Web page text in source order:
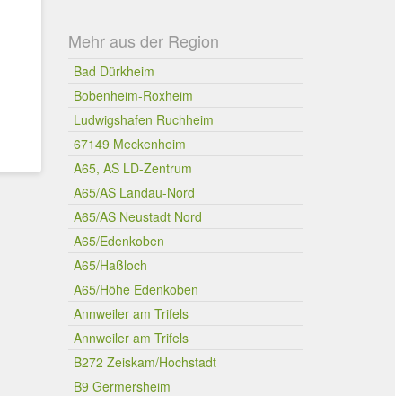
Mehr aus der Region
Bad Dürkheim
Bobenheim-Roxheim
Ludwigshafen Ruchheim
67149 Meckenheim
A65, AS LD-Zentrum
A65/AS Landau-Nord
A65/AS Neustadt Nord
A65/Edenkoben
A65/Haßloch
A65/Höhe Edenkoben
Annweiler am Trifels
Annweiler am Trifels
B272 Zeiskam/Hochstadt
B9 Germersheim